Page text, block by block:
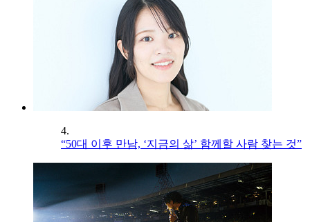
4.
“50대 이후 만남, ‘지금의 삶’ 함께할 사람 찾는 것”